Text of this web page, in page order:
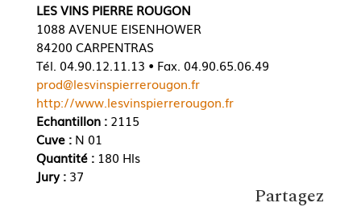
LES VINS PIERRE ROUGON
1088 AVENUE EISENHOWER
84200 CARPENTRAS
Tél. 04.90.12.11.13 • Fax. 04.90.65.06.49
prod@lesvinspierrerougon.fr
http://www.lesvinspierrerougon.fr
Echantillon :2115
Cuve : N 01
Quantité : 180 Hls
Jury : 37
Partagez